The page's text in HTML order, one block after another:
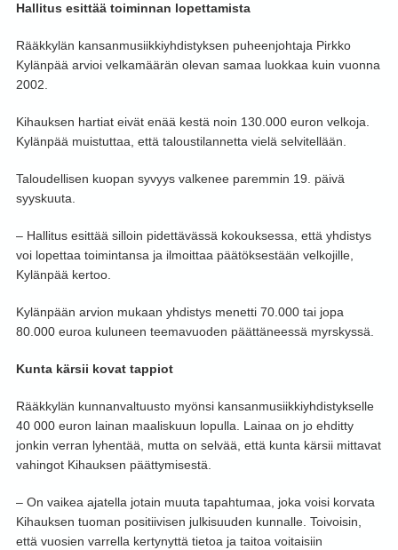
Hallitus esittää toiminnan lopettamista
Rääkkylän kansanmusiikkiyhdistyksen puheenjohtaja Pirkko
Kylänpää arvioi velkamäärän olevan samaa luokkaa kuin vuonna
2002.
Kihauksen hartiat eivät enää kestä noin 130.000 euron velkoja.
Kylänpää muistuttaa, että taloustilannetta vielä selvitellään.
Taloudellisen kuopan syvyys valkenee paremmin 19. päivä
syyskuuta.
– Hallitus esittää silloin pidettävässä kokouksessa, että yhdistys
voi lopettaa toimintansa ja ilmoittaa päätöksestään velkojille,
Kylänpää kertoo.
Kylänpään arvion mukaan yhdistys menetti 70.000 tai jopa
80.000 euroa kuluneen teemavuoden päättäneessä myrskyssä.
Kunta kärsii kovat tappiot
Rääkkylän kunnanvaltuusto myönsi kansanmusiikkiyhdistykselle
40 000 euron lainan maaliskuun lopulla. Lainaa on jo ehditty
jonkin verran lyhentää, mutta on selvää, että kunta kärsii mittavat
vahingot Kihauksen päättymisestä.
– On vaikea ajatella jotain muuta tapahtumaa, joka voisi korvata
Kihauksen tuoman positiivisen julkisuuden kunnalle. Toivoisin,
että vuosien varrella kertynyttä tietoa ja taitoa voitaisiin